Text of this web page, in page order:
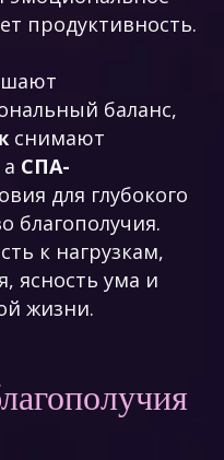
продуктивность.
баланс,
снимают
СПА-
для глубокого
благополучия.
к нагрузкам,
ясность ума и
жизни.